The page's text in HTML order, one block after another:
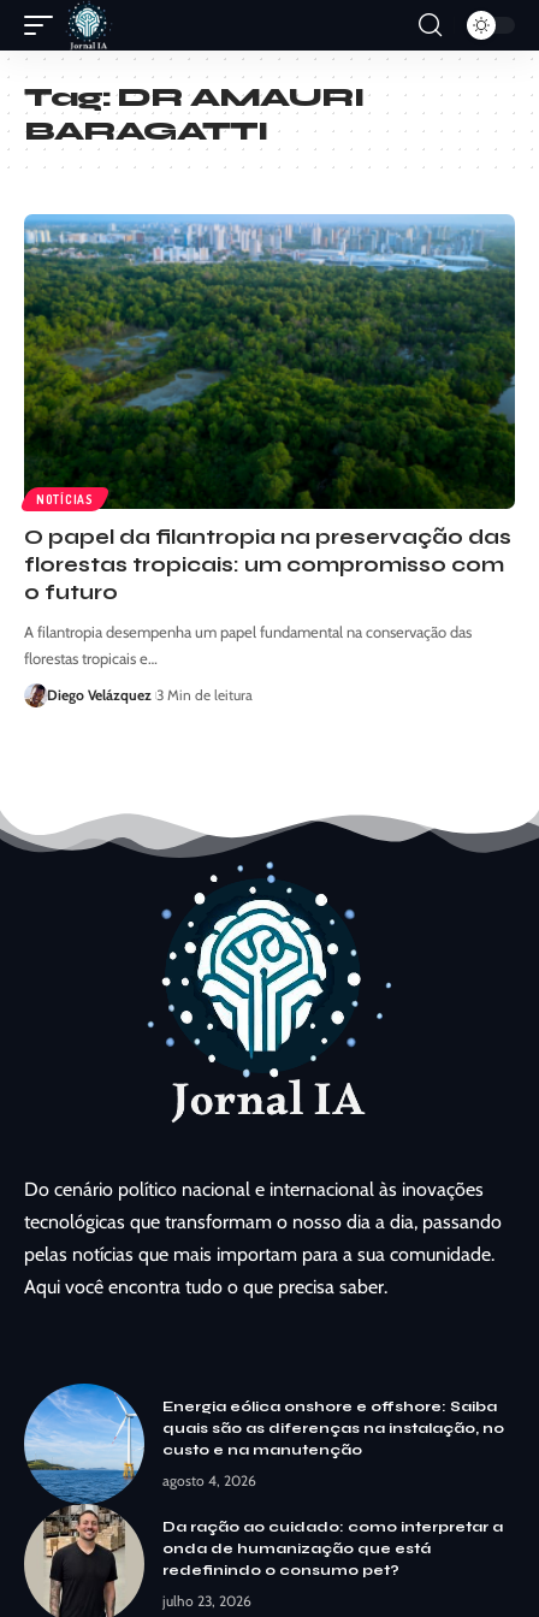
Tag:DR AMAURI
BARAGATTI
NOTÍCIAS
O papel da filantropia na preservação das
florestas tropicais: um compromisso com
o futuro
A filantropia desempenha um papel fundamental na conservação das
florestas tropicais e…
Diego Velázquez 3 Min de leitura
Do cenário político nacional e internacional às inovações
tecnológicas que transformam o nosso dia a dia, passando
pelas notícias que mais importam para a sua comunidade.
Aqui você encontra tudo o que precisa saber.
Energia eólica onshore e offshore: Saiba
quais são as diferenças na instalação, no
custo e na manutenção
agosto 4, 2026
Da ração ao cuidado: como interpretar a
onda de humanização que está
redefinindo o consumo pet?
julho 23, 2026